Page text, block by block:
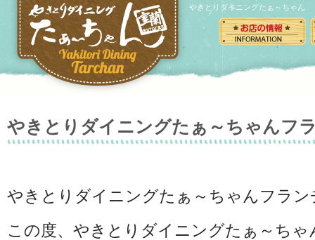
やきとりダイニングたぁ～ちゃん
やきとりダイニングたぁ～ちゃんフ
やきとりダイニングたぁ～ちゃんフラン
この度、やきとりダイニングたぁ～ちゃ